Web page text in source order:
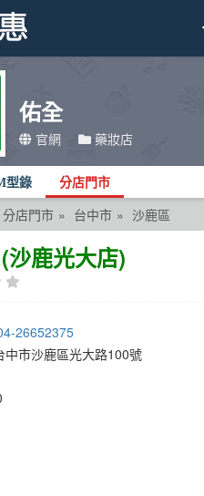
佑全
官網 藥妝店
型錄 分店門市
分店門市 台中市 沙鹿區
沙鹿光大店)
中市沙鹿區光大路100號